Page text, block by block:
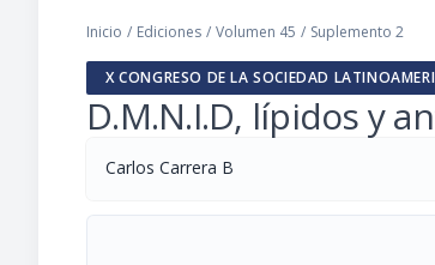
Inicio / Ediciones / Volumen 45 / Suplemento 2
X CONGRESO DE LA SOCIEDAD
D.M.N.I.D, lípidos y
Carlos Carrera B